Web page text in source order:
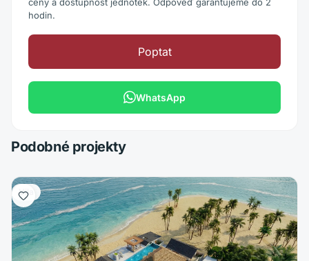
hodin.
Poptat
WhatsApp
Podobné projekty
Vila